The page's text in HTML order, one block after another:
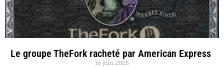
Le groupe TheFork racheté par American Express
16 juin 2026